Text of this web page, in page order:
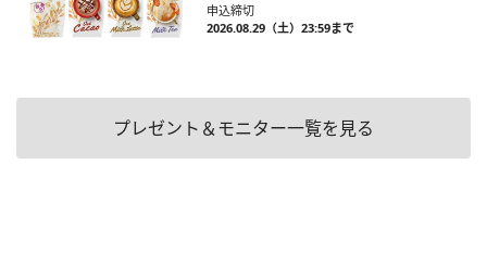
申込締切
2026.08.29（土）23:59まで
プレゼント＆モニター一覧を見る